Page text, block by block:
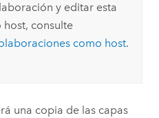
y editar esta
consulte
como host.
una copia de las capas